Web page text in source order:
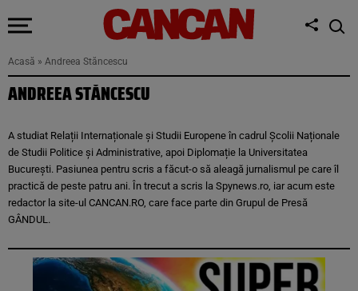
Acasă » Andreea Stăncescu
ANDREEA STĂNCESCU
A studiat Relații Internaționale și Studii Europene în cadrul Școlii Naționale
de Studii Politice și Administrative, apoi Diplomație la Universitatea
București. Pasiunea pentru scris a făcut-o să aleagă jurnalismul pe care îl
practică de peste patru ani. În trecut a scris la Spynews.ro, iar acum este
redactor la site-ul CANCAN.RO, care face parte din Grupul de Presă
GÂNDUL.